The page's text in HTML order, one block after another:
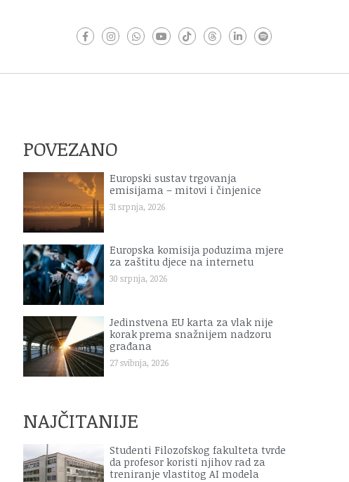
POVEZANO
Europski sustav trgovanja
emisijama – mitovi i činjenice
31 srpnja, 2026
Europska komisija poduzima mjere
za zaštitu djece na internetu
30 srpnja, 2026
Jedinstvena EU karta za vlak nije
korak prema snažnijem nadzoru
građana
27 svibnja, 2026
NAJČITANIJE
Studenti Filozofskog fakulteta tvrde
da profesor koristi njihov rad za
treniranje vlastitog AI modela